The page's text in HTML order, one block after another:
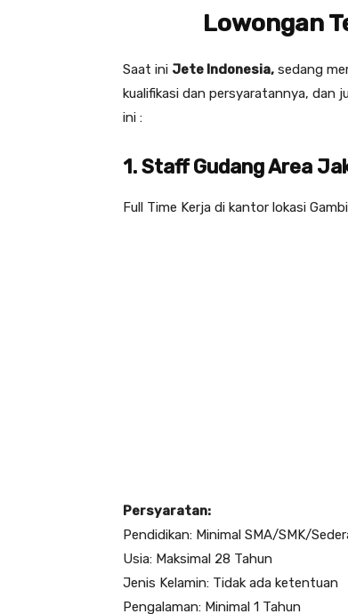
Lowongan
Saat ini Jete Indonesia, sedang
kualifikasi dan persyaratannya, dan
ini :
1. Staff Gudang Area
Full Time Kerja di kantor lokasi
Persyaratan:
Pendidikan: Minimal SMA/SMK/
Usia: Maksimal 28 Tahun
Jenis Kelamin: Tidak ada ketentuan
Pengalaman: Minimal 1 Tahun